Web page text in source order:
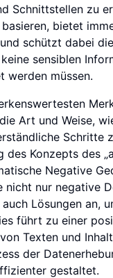
Schnittstellen zu
bietet
schützt dabei
sensiblen
werden müssen.
Art und Weise,
Schritte
des Konzepts des
Negative
nicht nur negative
Lösungen an,
führt zu einer
Texten und
der
gestaltet.